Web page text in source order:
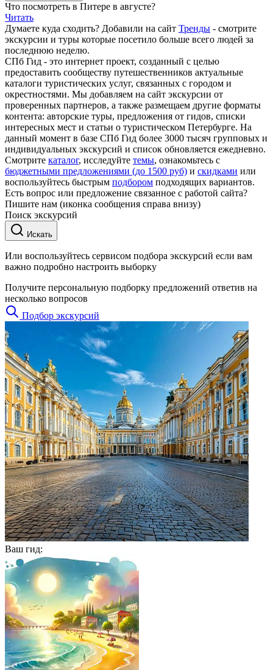
Что посмотреть в Питере в августе?
Читать
Думаете куда сходить? Добавили на сайт Тренды - смотрите
экскурсии и туры которые посетило больше всего людей за
последнюю неделю.
СПб Гид - это интернет проект, созданный с целью
предоставить сообществу путешественников актуальные
каталоги туристических услуг, связанных с городом и
окрестностями. Мы добавляем на сайт экскурсии от
проверенных партнеров, а также размещаем другие форматы
контента: авторские туры, предложения от гидов, списки
интересных мест и статьи о туристическом Петербурге. На
данный момент в базе СПб Гид более 3000 тысяч групповых и
индивидуальных экскурсий и список обновляется ежедневно.
Смотрите каталог, исследуйте темы, ознакомьтесь с
бюджетными предложениями (до 1500 руб) и скидками или
воспользуйтесь быстрым подбором подходящих вариантов.
Есть вопрос или предложение связанное с работой сайта?
Пишите нам (иконка сообщения справа внизу)
Поиск экскурсий
Искать
Или воспользуйтесь сервисом подбора экскурсий если вам
важно подробно настроить выборку
Получите персональную подборку предложений ответив на
несколько вопросов
Подбор экскурсий
Ваш гид: